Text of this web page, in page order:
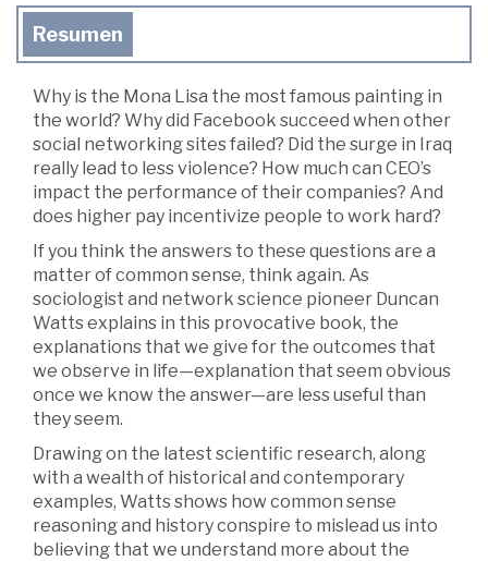
Resumen
Why is the Mona Lisa the most famous painting in
the world? Why did Facebook succeed when other
social networking sites failed? Did the surge in Iraq
really lead to less violence? How much can CEO’s
impact the performance of their companies? And
does higher pay incentivize people to work hard?
If you think the answers to these questions are a
matter of common sense, think again. As
sociologist and network science pioneer Duncan
Watts explains in this provocative book, the
explanations that we give for the outcomes that
we observe in life—explanation that seem obvious
once we know the answer—are less useful than
they seem.
Drawing on the latest scientific research, along
with a wealth of historical and contemporary
examples, Watts shows how common sense
reasoning and history conspire to mislead us into
believing that we understand more about the